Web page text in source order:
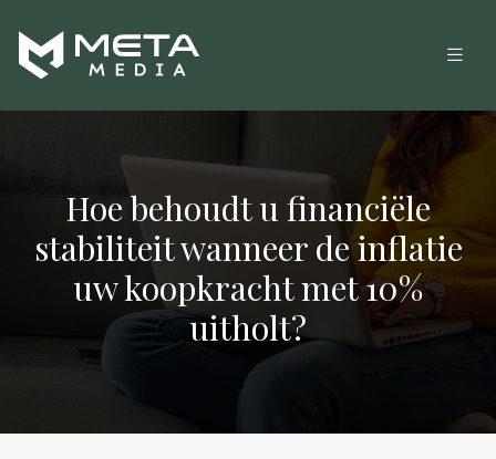
Hoe behoudt u financiële
stabiliteit wanneer de inflatie
uw koopkracht met 10%
uitholt?